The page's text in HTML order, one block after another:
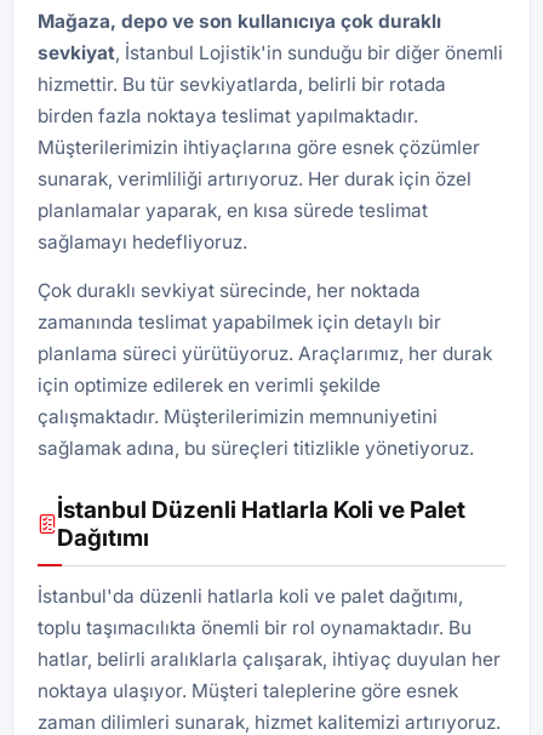
Mağaza, depo ve son kullanıcıya çok duraklı
sevkiyat, İstanbul Lojistik'in sunduğu bir diğer önemli
hizmettir. Bu tür sevkiyatlarda, belirli bir rotada
birden fazla noktaya teslimat yapılmaktadır.
Müşterilerimizin ihtiyaçlarına göre esnek çözümler
sunarak, verimliliği artırıyoruz. Her durak için özel
planlamalar yaparak, en kısa sürede teslimat
sağlamayı hedefliyoruz.
Çok duraklı sevkiyat sürecinde, her noktada
zamanında teslimat yapabilmek için detaylı bir
planlama süreci yürütüyoruz. Araçlarımız, her durak
için optimize edilerek en verimli şekilde
çalışmaktadır. Müşterilerimizin memnuniyetini
sağlamak adına, bu süreçleri titizlikle yönetiyoruz.
İstanbul Düzenli Hatlarla Koli ve Palet
Dağıtımı
İstanbul'da düzenli hatlarla koli ve palet dağıtımı,
toplu taşımacılıkta önemli bir rol oynamaktadır. Bu
hatlar, belirli aralıklarla çalışarak, ihtiyaç duyulan her
noktaya ulaşıyor. Müşteri taleplerine göre esnek
zaman dilimleri sunarak, hizmet kalitemizi artırıyoruz.